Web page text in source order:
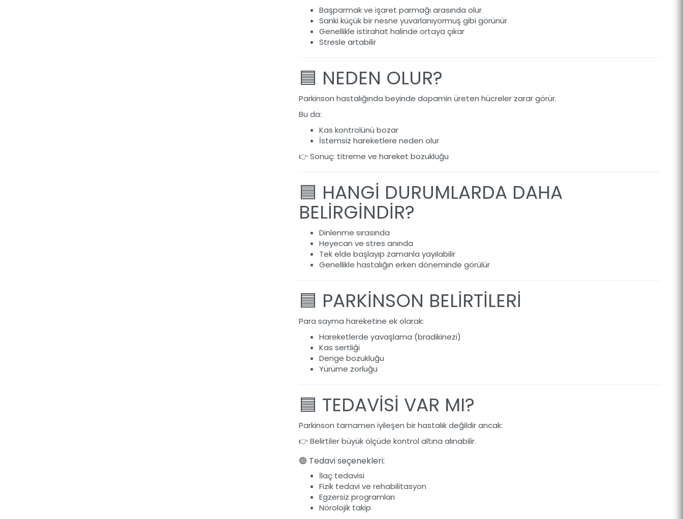
Başparmak ve işaret parmağı arasında olur
Sanki küçük bir nesne yuvarlanıyormuş gibi görünür
Genellikle istirahat halinde ortaya çıkar
Stresle artabilir
🟦 NEDEN OLUR?
Parkinson hastalığında beyinde dopamin üreten hücreler zarar görür.
Bu da:
Kas kontrolünü bozar
İstemsiz hareketlere neden olur
👉 Sonuç: titreme ve hareket bozukluğu
🟦 HANGİ DURUMLARDA DAHA
BELİRGİNDİR?
Dinlenme sırasında
Heyecan ve stres anında
Tek elde başlayıp zamanla yayılabilir
Genellikle hastalığın erken döneminde görülür
🟦 PARKİNSON BELİRTİLERİ
Para sayma hareketine ek olarak:
Hareketlerde yavaşlama (bradikinezi)
Kas sertliği
Denge bozukluğu
Yürüme zorluğu
🟦 TEDAVİSİ VAR MI?
Parkinson tamamen iyileşen bir hastalık değildir ancak:
👉 Belirtiler büyük ölçüde kontrol altına alınabilir.
🟢 Tedavi seçenekleri:
İlaç tedavisi
Fizik tedavi ve rehabilitasyon
Egzersiz programları
Nörolojik takip